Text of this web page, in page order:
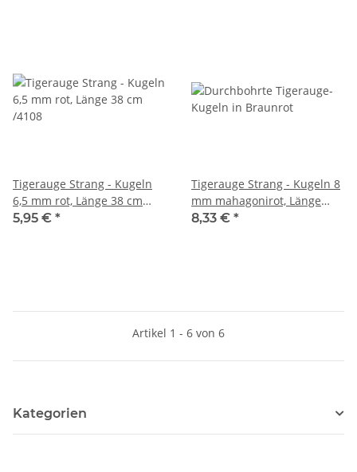
Tigerauge Strang - Kugeln
6,5 mm rot, Länge 38 cm
/4108
5,95 € *
Tigerauge Strang - Kugeln 8
mm mahagonirot, Länge
37,5 cm /4112
8,33 € *
Artikel 1 - 6 von 6
Kategorien